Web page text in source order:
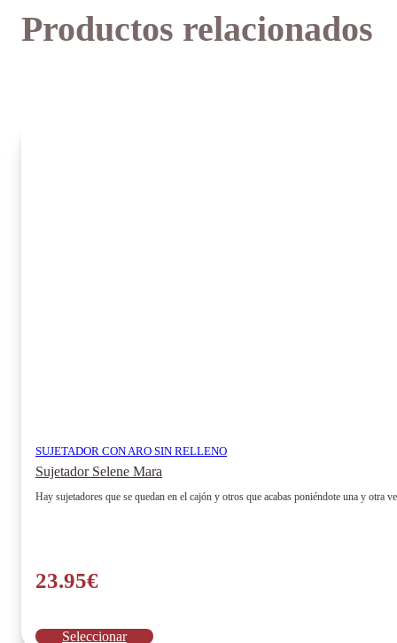
Productos relacionados
SUJETADOR CON ARO SIN RELLENO
Sujetador Selene Mara
Hay sujetadores que se quedan en el cajón y otros que acabas poniéndote una y otra
23.95€
Seleccionar
Este